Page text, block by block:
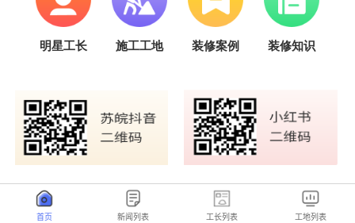
首页 新闻列表 工长列表 工地列表